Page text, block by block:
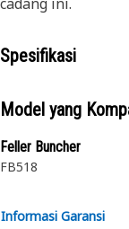
Spesifikasi
Model yang
Feller Buncher
FB518
Informasi Garansi